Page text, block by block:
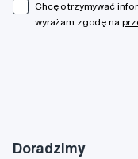
Doradzimy
Chcę otrzymywać
wyrażam zgodę na